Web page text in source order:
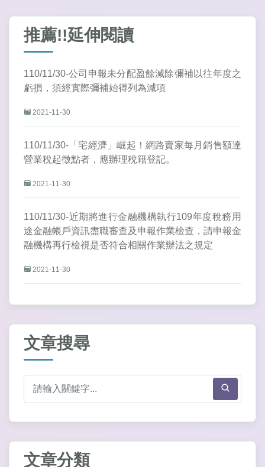
推薦!!延伸閱讀
110/11/30-公司申報未分配盈餘減除彌補以往年度之
虧損，須經實際彌補始得列為減項
2021-11-30
110/11/30-「宅經濟」崛起！網路賣家每月銷售額達
營業稅起徵點者，應辦理稅籍登記。
2021-11-30
110/11/30-近期將進行金融機構執行109年度稅務用
途金融帳戶資訊盡職審查及申報作業檢查，請申報金
融機構再行檢視是否符合相關作業辦法之規定
2021-11-30
文章搜尋
文章分類